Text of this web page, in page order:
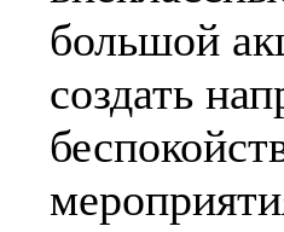
большой
создать